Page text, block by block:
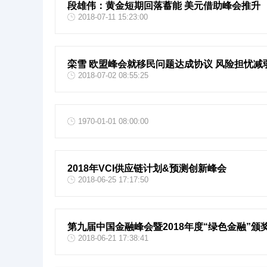
段雄伟：黄金短期回落蓄能 美元借助峰会推升
2018-07-11 15:23:00
栾雪 欧盟峰会就移民问题达成协议 风险担忧减
2018-07-02 08:55:25
1970-01-01 08:00:00
2018年VCI供应链计划&预测创新峰会
2018-06-25 17:17:50
第九届中国金融峰会暨2018年度“绿色金融”颁
2018-06-21 17:38:41